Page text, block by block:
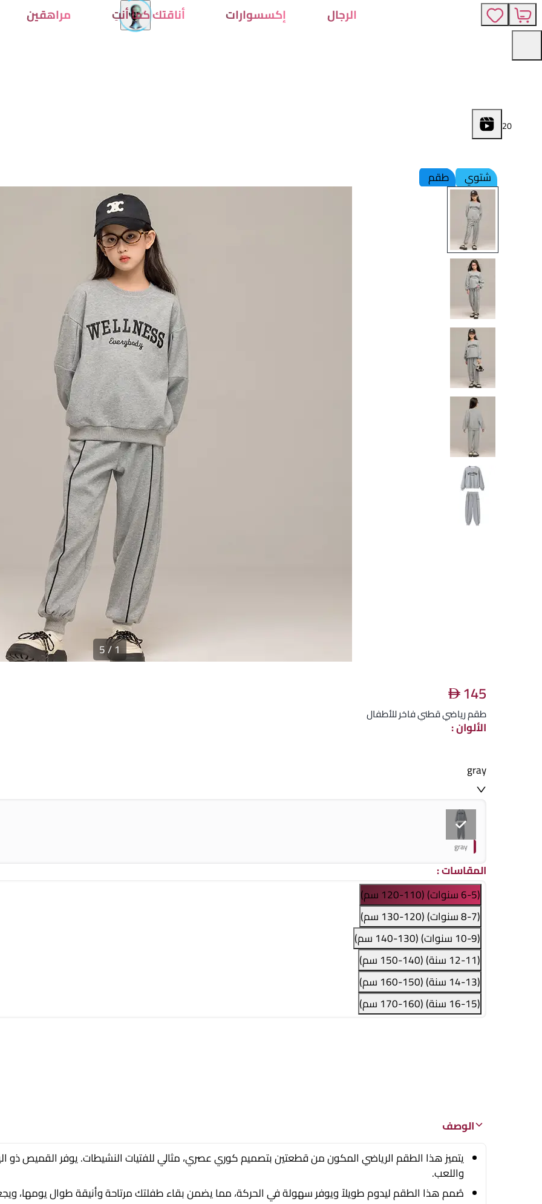
20
مراهقين أناقتك كما أنتِ إكسسوارات الرجال
شتوي طقم
1
/
5
145
طقم رياضي قطني فاخر للأطفال
الألوان:
gray
gray
المقاسات:
(6-5 سنوات) (110-120 سم)
(8-7 سنوات) (120-130 سم)
(10-9 سنوات) (130-140 سم)
(12-11 سنة) (140-150 سم)
(14-13 سنة) (150-160 سم)
(16-15 سنة) (160-170 سم)
الوصف
يتميز هذا الطقم الرياضي المكون من قطعتين بتصميم كوري عصري، مثالي للفتيات النشيطات. يوفر القميص ذو
واللعب.
صُمم هذا الطقم ليدوم طويلاً ويوفر سهولة في الحركة، مما يضمن بقاء طفلتك مرتاحة وأنيقة طوال يومها،